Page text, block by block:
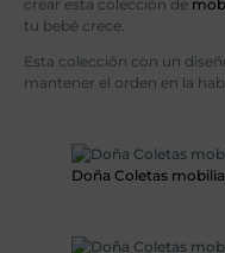
crear esta colección de
tu bebé crece.
Esta colección con un
mantener el orden en la
Doña Coletas